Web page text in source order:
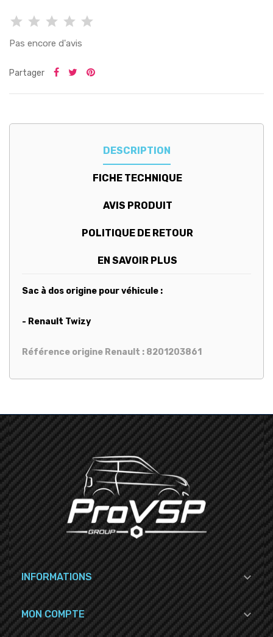
Pas encore d'avis
Partager
DESCRIPTION
FICHE TECHNIQUE
AVIS PRODUIT
POLITIQUE DE RETOUR
EN SAVOIR PLUS
Sac à dos origine pour véhicule :
- Renault Twizy
Référence origine Renault : 8201203861
INFORMATIONS 
MON COMPTE 